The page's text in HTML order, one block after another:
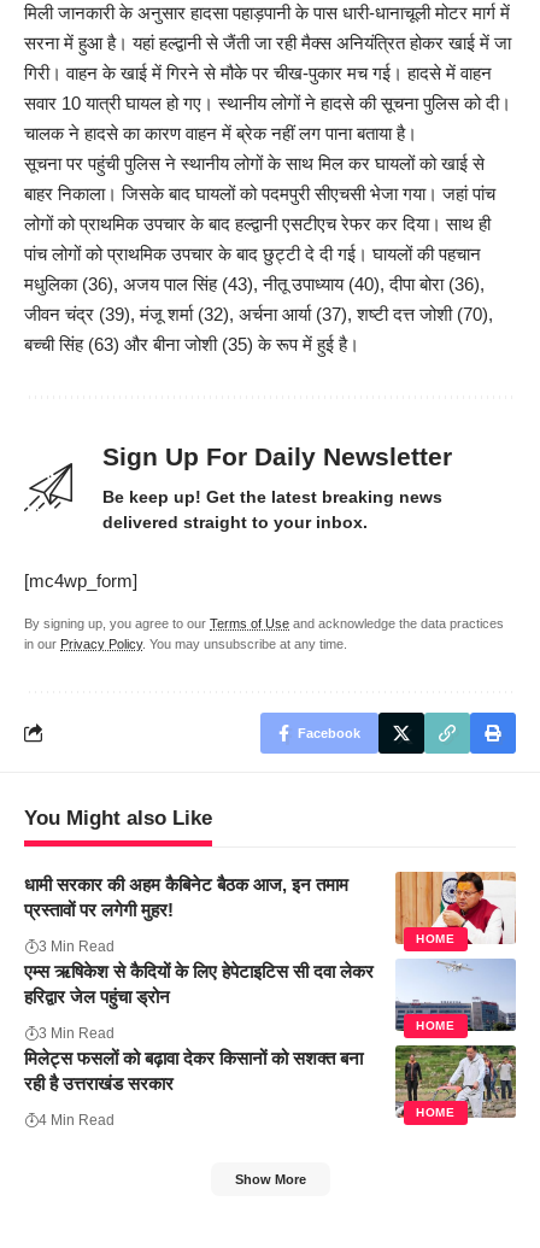
मिली जानकारी के अनुसार हादसा पहाड़पानी के पास धारी-धानाचूली मोटर मार्ग में
सरना में हुआ है। यहां हल्द्वानी से जैंती जा रही मैक्स अनियंत्रित होकर खाई में जा
गिरी। वाहन के खाई में गिरने से मौके पर चीख-पुकार मच गई। हादसे में वाहन
सवार 10 यात्री घायल हो गए। स्थानीय लोगों ने हादसे की सूचना पुलिस को दी।
चालक ने हादसे का कारण वाहन में ब्रेक नहीं लग पाना बताया है।
सूचना पर पहुंची पुलिस ने स्थानीय लोगों के साथ मिल कर घायलों को खाई से
बाहर निकाला। जिसके बाद घायलों को पदमपुरी सीएचसी भेजा गया। जहां पांच
लोगों को प्राथमिक उपचार के बाद हल्द्वानी एसटीएच रेफर कर दिया। साथ ही
पांच लोगों को प्राथमिक उपचार के बाद छुट्टी दे दी गई। घायलों की पहचान
मधुलिका (36), अजय पाल सिंह (43), नीतू उपाध्याय (40), दीपा बोरा (36),
जीवन चंद्र (39), मंजू शर्मा (32), अर्चना आर्या (37), शष्टी दत्त जोशी (70),
बच्ची सिंह (63) और बीना जोशी (35) के रूप में हुई है।
Sign Up For Daily Newsletter
Be keep up! Get the latest breaking news
delivered straight to your inbox.
[mc4wp_form]
By signing up, you agree to our Terms of Use and acknowledge the data practices
in our Privacy Policy. You may unsubscribe at any time.
Facebook
You Might also Like
HOME
धामी सरकार की अहम कैबिनेट बैठक आज, इन तमाम
प्रस्तावों पर लगेगी मुहर!
3 Min Read
HOME
एम्स ऋषिकेश से कैदियों के लिए हेपेटाइटिस सी दवा लेकर
हरिद्वार जेल पहुंचा ड्रोन
3 Min Read
HOME
मिलेट्स फसलों को बढ़ावा देकर किसानों को सशक्त बना
रही है उत्तराखंड सरकार
4 Min Read
Show More